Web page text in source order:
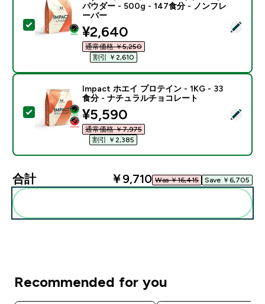
この商品を選択 - Impact クレアチン モノハイドレ
パウダー - 500g - 147食分 - ノンフレ
ーバー
discounted price
¥2,640‎
通常価格 ￥5,250‎
割引 ￥2,610‎
この商品を選択 - Impact ホエイ プロテイン - 1KG -
Impact ホエイ プロテイン - 1KG - 33
食分 - ナチュラルチョコレート
discounted price
¥5,590‎
通常価格 ￥7,975‎
割引 ￥2,385‎
合計 ￥9,710‎ Was ￥16,415‎ Save ￥6,705‎
Recommended for you